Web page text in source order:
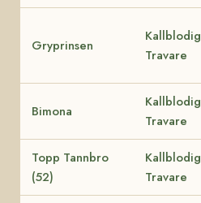
Gryprinsen
Kallblodig
Travare
Bimona
Kallblodig
Travare
Topp Tannbro
(52)
Kallblodig
Travare